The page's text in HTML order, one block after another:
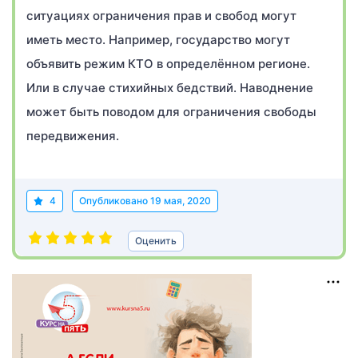
ситуациях ограничения прав и свобод могут
иметь место. Например, государство могут
объявить режим КТО в определённом регионе.
Или в случае стихийных бедствий. Наводнение
может быть поводом для ограничения свободы
передвижения.
4 Опубликовано 19 мая, 2020
Оценить